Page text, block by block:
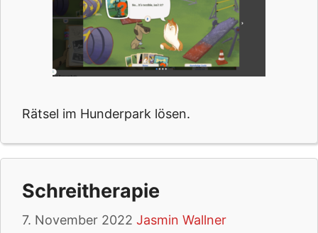
Rätsel im Hunderpark lösen.
Schreitherapie
7. November 2022 Jasmin Wallner